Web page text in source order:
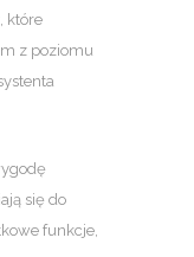
które
z poziomu
się do
funkcje,